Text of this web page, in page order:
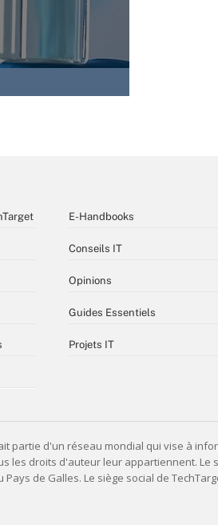
E-Handbooks
Conseils IT
Opinions
Guides Essentiels
Projets IT